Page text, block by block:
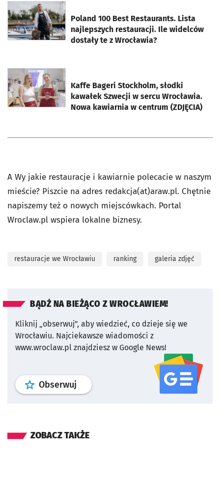
Poland 100 Best Restaurants. Lista
najlepszych restauracji. Ile widelców
dostały te z Wrocławia?
otworzy się w nowej karcie
Kaffe Bageri Stockholm, słodki
kawałek Szwecji w sercu Wrocławia.
Nowa kawiarnia w centrum (ZDJĘCIA)
otworzy się w nowej karcie
A Wy jakie restauracje i kawiarnie polecacie w naszym
mieście? Piszcie na adres redakcja(at)araw.pl. Chętnie
napiszemy też o nowych miejscówkach. Portal
Wroclaw.pl wspiera lokalne biznesy.
restauracje we Wrocławiu ranking galeria zdjęć
BĄDŹ NA BIEŻĄCO Z WROCŁAWIEM!
Kliknij „obserwuj”, aby wiedzieć, co dzieje się we
Wrocławiu. Najciekawsze wiadomości z
www.wroclaw.pl znajdziesz w Google News!
Obserwuj profil serwisu
ZOBACZ TAKŻE